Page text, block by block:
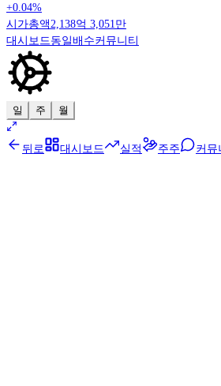
+0.04%
시가총액 2,138억 3,051만
대시보드 동일배수커뮤니티
일 주 월
뒤로 대시보드 실적 주주 커뮤